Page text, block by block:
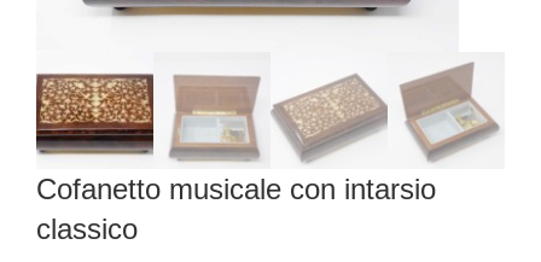
Cofanetto musicale con intarsio
classico